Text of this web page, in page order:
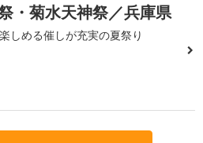
・菊水天神祭／兵庫県
しめる催しが充実の夏祭り